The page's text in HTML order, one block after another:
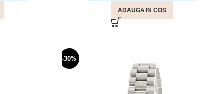
ADAUGA IN COS
-30%